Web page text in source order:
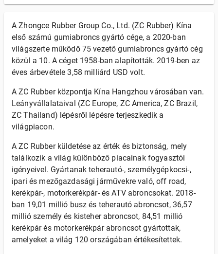
A Zhongce Rubber Group Co., Ltd. (ZC Rubber) Kína
első számú gumiabroncs gyártó cége, a 2020-ban
világszerte működő 75 vezető gumiabroncs gyártó cég
közül a 10. A céget 1958-ban alapították. 2019-ben az
éves árbevétele 3,58 milliárd USD volt.
A ZC Rubber központja Kína Hangzhou városában van.
Leányvállalataival (ZC Europe, ZC America, ZC Brazil,
ZC Thailand) lépésről lépésre terjeszkedik a
világpiacon.
A ZC Rubber küldetése az érték és biztonság, mely
találkozik a világ különböző piacainak fogyasztói
igényeivel. Gyártanak teherautó-, személygépkocsi-,
ipari és mezőgazdasági járművekre való, off road,
kerékpár-, motorkerékpár- és ATV abroncsokat. 2018-
ban 19,01 millió busz és teherautó abroncsot, 36,57
millió személy és kisteher abroncsot, 84,51 millió
kerékpár és motorkerékpár abroncsot gyártottak,
amelyeket a világ 120 országában értékesítettek.